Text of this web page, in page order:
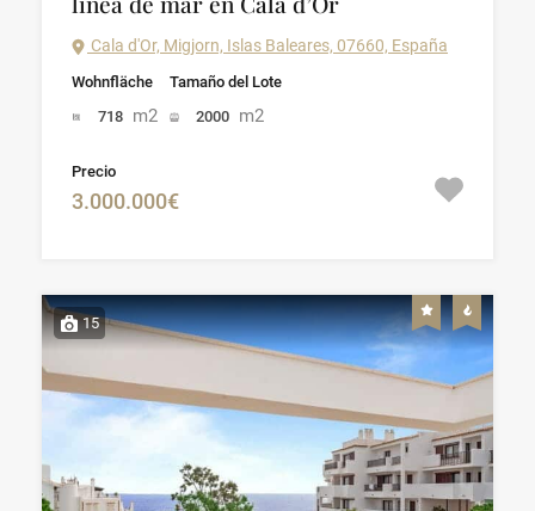
Cala d'Or, Migjorn, Islas Baleares, 07660, España
Wohnfläche
718 m2
Tamaño del Lote
2000 m2
Precio
3.000.000€
15